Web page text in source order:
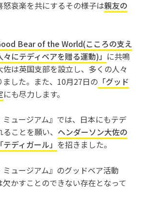
怒哀楽を共にするその様子は親友の
Bear of the World(こころの支え
にテディベアを贈る運動)」 に共鳴
佐は英国支部を設立し、多くの人々
ました。また、10月27日の 「グッド
にも尽力します。
ミュージアム』では、日本にもテデ
ことを願い、 ヘンダーソン大佐の
ディガール」 を招きました。
ミュージアム』のグッドベア活動
かすことのできない存在となって